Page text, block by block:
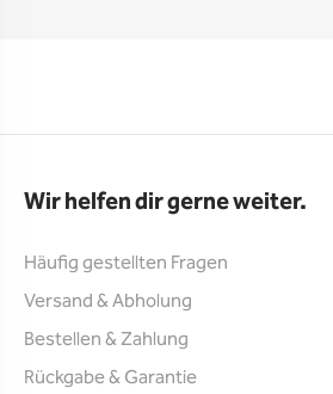
Wir helfen dir gerne weiter.
Häufig gestellten Fragen
Versand & Abholung
Bestellen & Zahlung
Rückgabe & Garantie